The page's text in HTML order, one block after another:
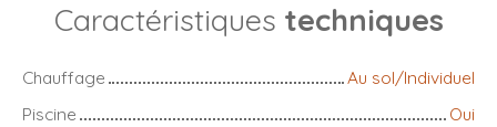
Caractéristiques techniques
Chauffage
Au sol/Individuel
Piscine
Oui